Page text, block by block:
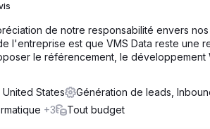
de notre responsabilité envers
l'entreprise est que VMS Data reste une
le référencement, le
States
Génération de leads,
+3 Tout budget